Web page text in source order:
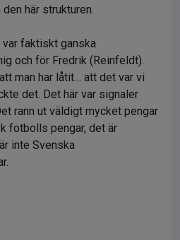
här strukturen.
var faktiskt ganska
och för Fredrik (Reinfeldt).
man har låtit… att det var vi
det. Det här var signaler
rann ut väldigt mycket pengar
fotbolls pengar, det är
inte Svenska